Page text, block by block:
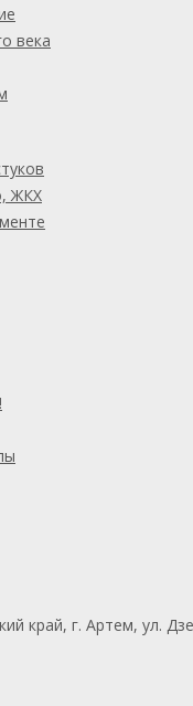
века
ЖКХ
край, г. Артем, ул.